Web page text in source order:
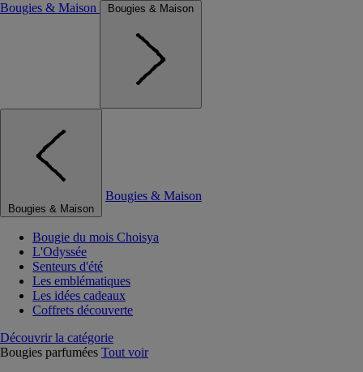
Bougies & Maison
Bougies & Maison
Bougies & Maison
Bougies & Maison
Bougie du mois Choisya
L'Odyssée
Senteurs d'été
Les emblématiques
Les idées cadeaux
Coffrets découverte
Découvrir la catégorie
Bougies parfumées Tout voir